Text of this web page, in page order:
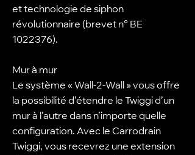
et technologie de siphon
révolutionnaire (brevet n° BE
1022376).
Mur à mur
Le système « Wall-2-Wall » vous offre
la possibilité d’étendre le Twiggi d’un
mur à l’autre dans n’importe quelle
configuration. Avec le Carrodrain
Twiggi, vous recevrez une extension